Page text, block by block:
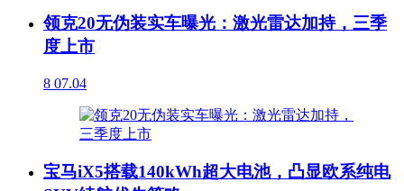
领克20无伪装实车曝光：激光雷达加持，三季
度上市
8 07.04
宝马iX5搭载140kWh超大电池，凸显欧系纯电